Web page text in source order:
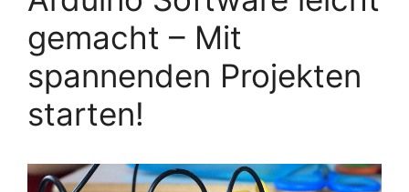
gemacht – Mit
spannenden Projekten
starten!